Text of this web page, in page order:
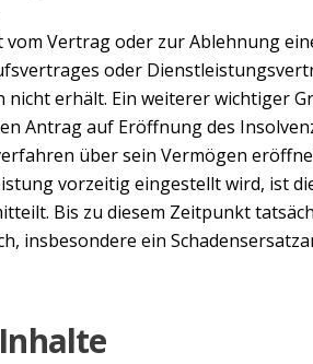
vom Vertrag oder zur Ablehnung
oder
erhält. Ein weiterer wichtiger
Antrag auf Eröffnung des
über sein Vermögen
vorzeitig eingestellt wird, ist
Bis zu diesem Zeitpunkt
insbesondere ein